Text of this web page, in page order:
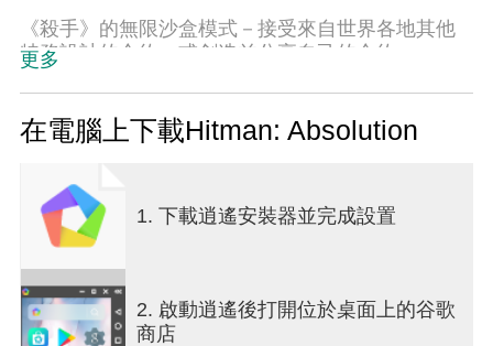
《殺手》的無限沙盒模式－接受來自世界各地其他
特務設計的合約，或創造並分享自己的合約。
被他曾經效力的機構視為叛徒並遭到追捕的47號特
在精心設計的環境中追蹤你的目標，這些環境既考
驗你的敏捷思維，也考驗你的耐心計畫。你可以悄
無聲息地從陰影中發動攻擊，也可以讓你的銀球槍
發出警報——無論你採取何種方式，《赦免》的20
個任務都是職業殺手的天堂。
更多
在電腦上下載Hitman: Absolution
1. 下載逍遙安裝器並完成設置
2. 啟動逍遙後打開位於桌面上的谷歌
商店